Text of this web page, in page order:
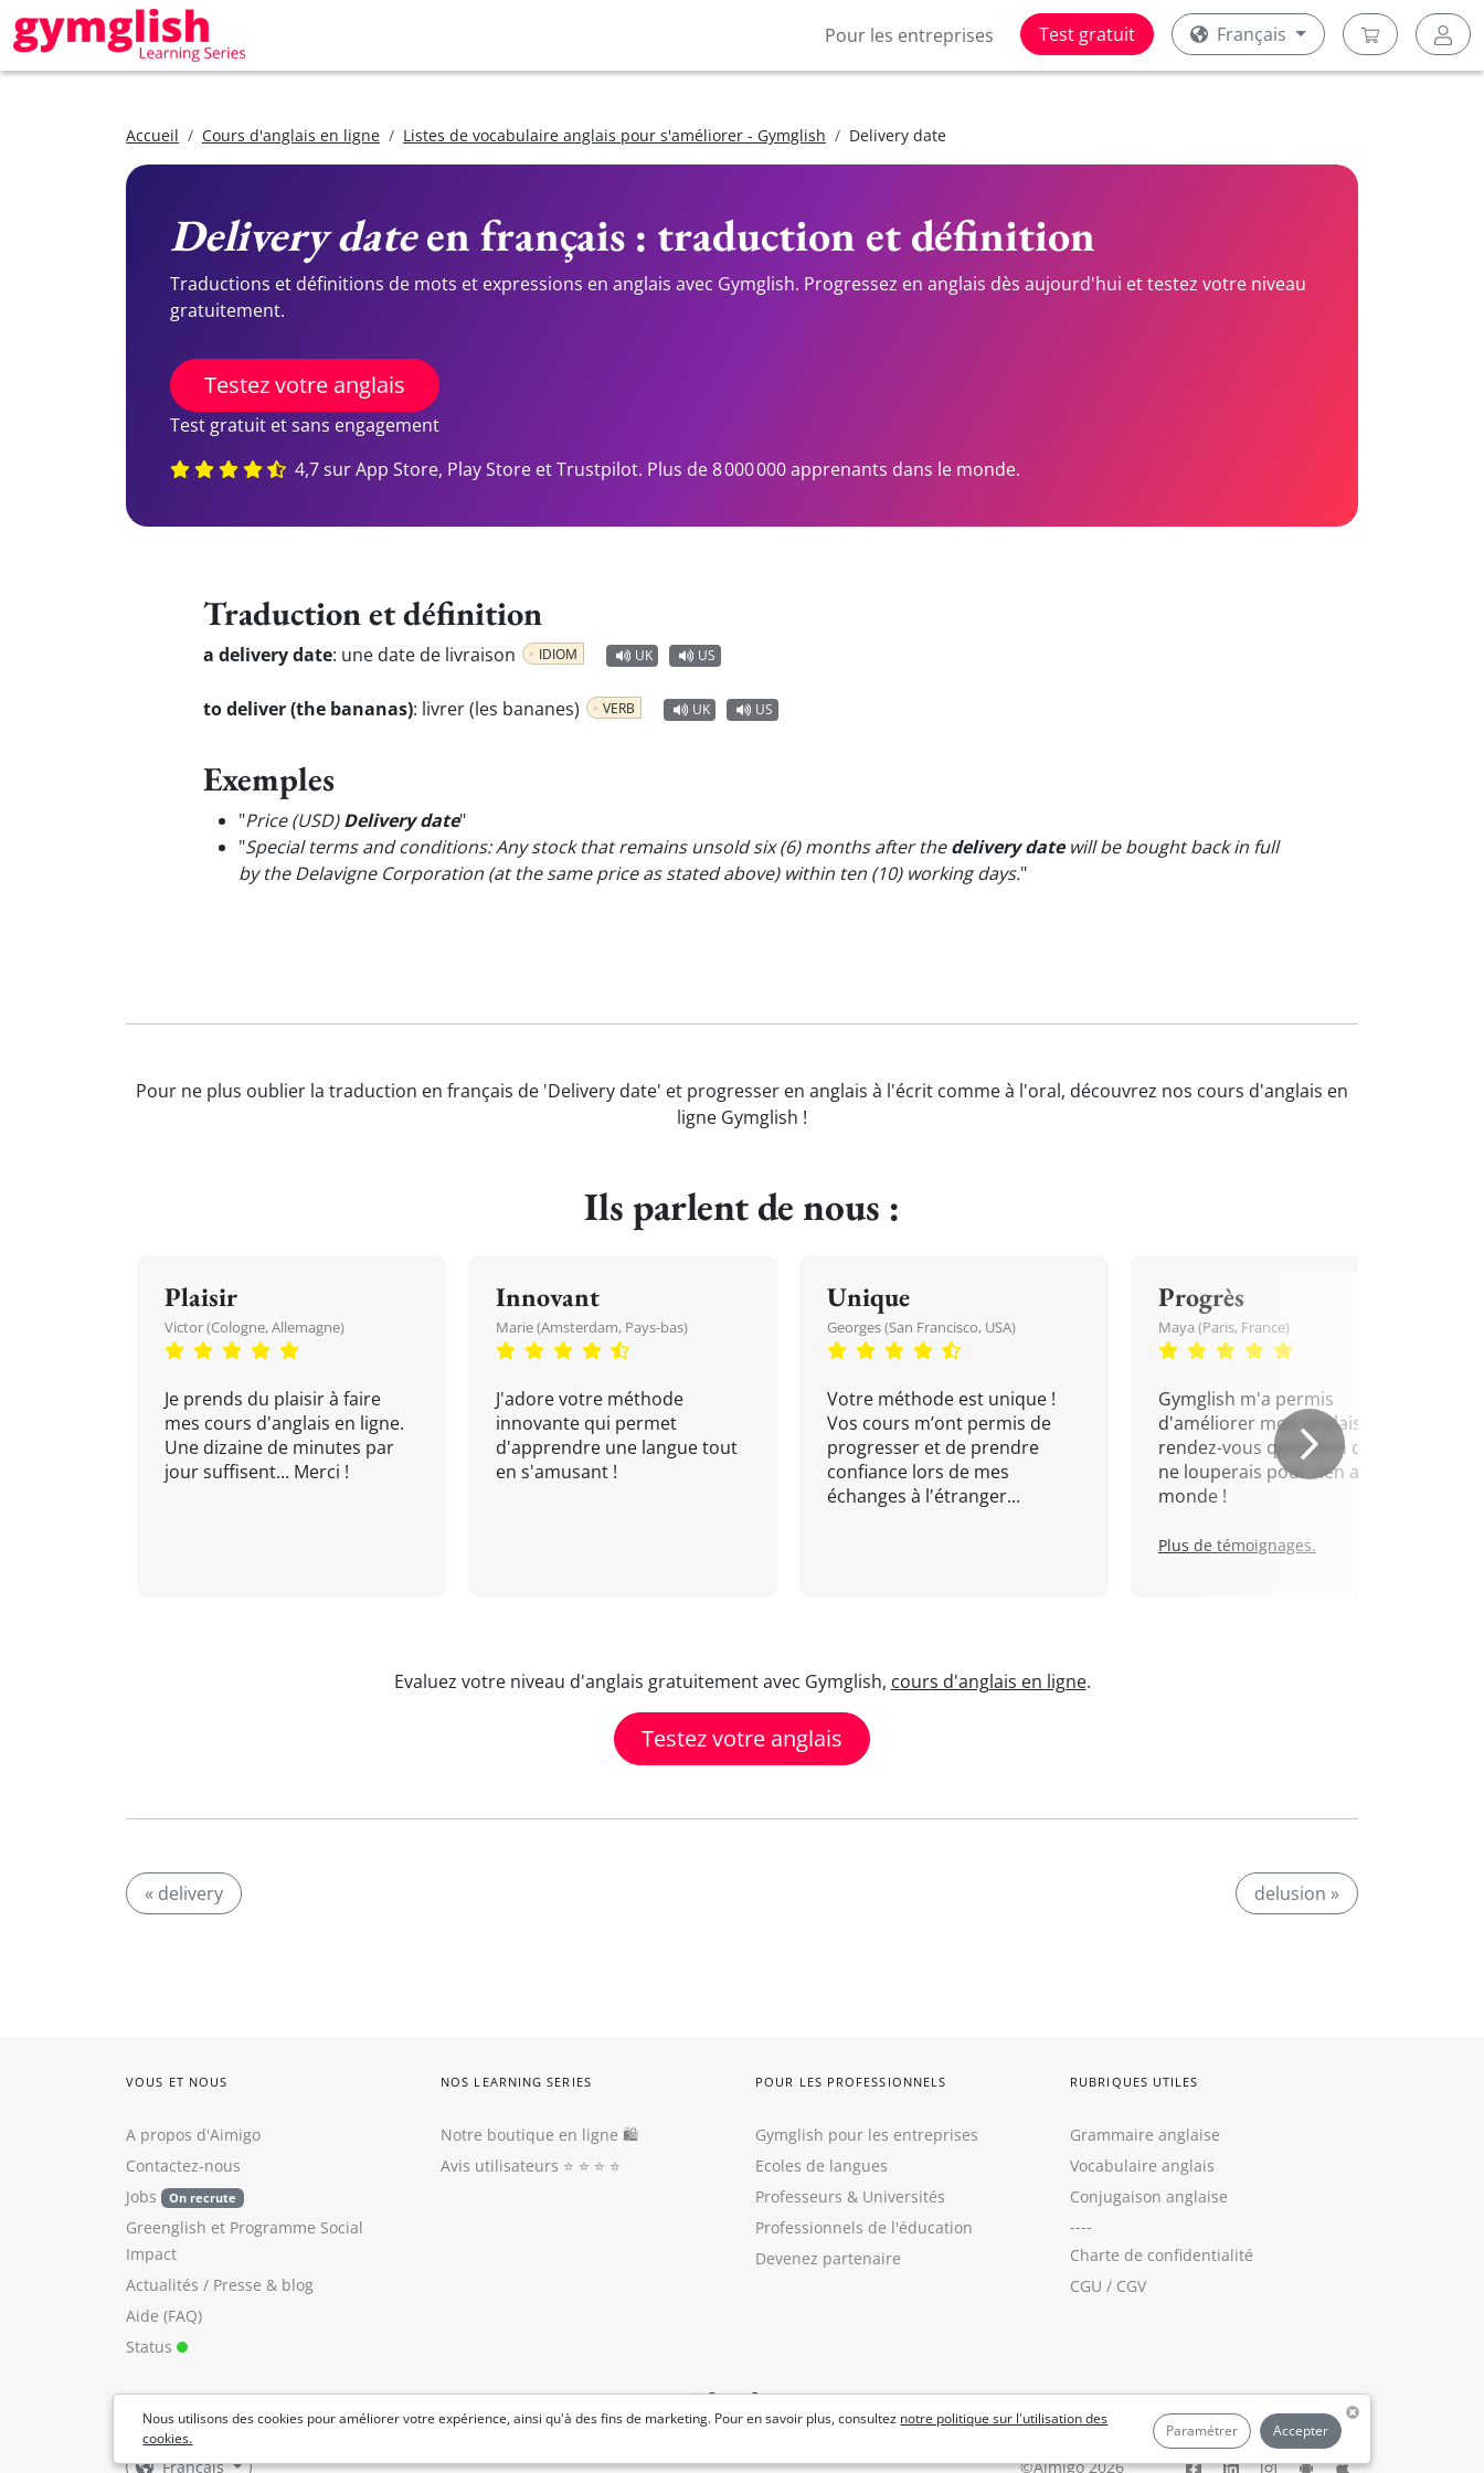
Pour les entreprises Test gratuit Français
Accueil Cours d'anglais en ligne Listes de vocabulaire anglais pour s'améliorer - Gymglish Delivery date
Delivery dateen français : traduction et définition
Traductions et définitions de mots et expressions en anglais avec Gymglish. Progressez en anglais dès aujourd'hui et testez votre niveau
gratuitement.
Testez votre anglais
Test gratuit et sans engagement
4,7 sur App Store, Play Store et Trustpilot. Plus de 8 000 000 apprenants dans le monde.
Traduction et définition
a delivery date: une date de livraison IDIOM UK US
to deliver (the bananas): livrer (les bananes) VERB UK US
Exemples
"Price (USD)Delivery date"
"Special terms and conditions: Any stock that remains unsold six (6) months after thedelivery datewill be bought back in full
by the Delavigne Corporation (at the same price as stated above) within ten (10) working days."
Pour ne plus oublier la traduction en français de 'Delivery date' et progresser en anglais à l'écrit comme à l'oral, découvrez nos cours d'anglais en
ligne Gymglish !
Ils parlent de nous :
Plaisir
Victor (Cologne, Allemagne)
Je prends du plaisir à faire
mes cours d'anglais en ligne.
Une dizaine de minutes par
jour suffisent... Merci !
Innovant
Marie (Amsterdam, Pays-bas)
J'adore votre méthode
innovante qui permet
d'apprendre une langue tout
en s'amusant !
Unique
Georges (San Francisco, USA)
Votre méthode est unique !
Vos cours m’ont permis de
progresser et de prendre
confiance lors de mes
échanges à l'étranger...
Progrès
Maya (Paris, France)
Gymglish m'a permis
d'améliorer mon anglais. Un
rendez-vous quotidien que je
ne louperais pour rien au
monde !
Plus de témoignages.
Evaluez votre niveau d'anglais gratuitement avec Gymglish, cours d'anglais en ligne.
Testez votre anglais
« delivery delusion »
Nous utilisons des cookies pour améliorer votre expérience, ainsi qu'à des fins de marketing. Pour en savoir plus, consultez notre politique sur l'utilisation des
cookies.
Paramétrer Accepter
VOUS ET NOUS
A propos d'Aimigo
Contactez-nous
Jobs
On recrute
Greenglish et Programme Social
Impact
Actualités / Presse & blog
Aide (FAQ)
Status
NOS LEARNING SERIES
Notre boutique en ligne 🛍
Avis utilisateurs ⭐️ ⭐️ ⭐️ ⭐️
POUR LES PROFESSIONNELS
Gymglish pour les entreprises
Ecoles de langues
Professeurs & Universités
Professionnels de l'éducation
Devenez partenaire
RUBRIQUES UTILES
Grammaire anglaise
Vocabulaire anglais
Conjugaison anglaise
----
Charte de confidentialité
CGU / CGV
Français ©Aimigo 2026